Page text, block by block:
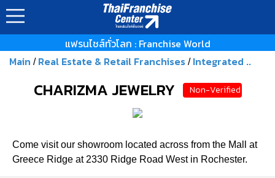
แฟรนไชส์ทั่วโลก : Franchise World
Main / Real Estate & Retail Franchises / Integrated ..
CHARIZMA JEWELRY Non-Verified
Come visit our showroom located across from the Mall at
Greece Ridge at 2330 Ridge Road West in Rochester.